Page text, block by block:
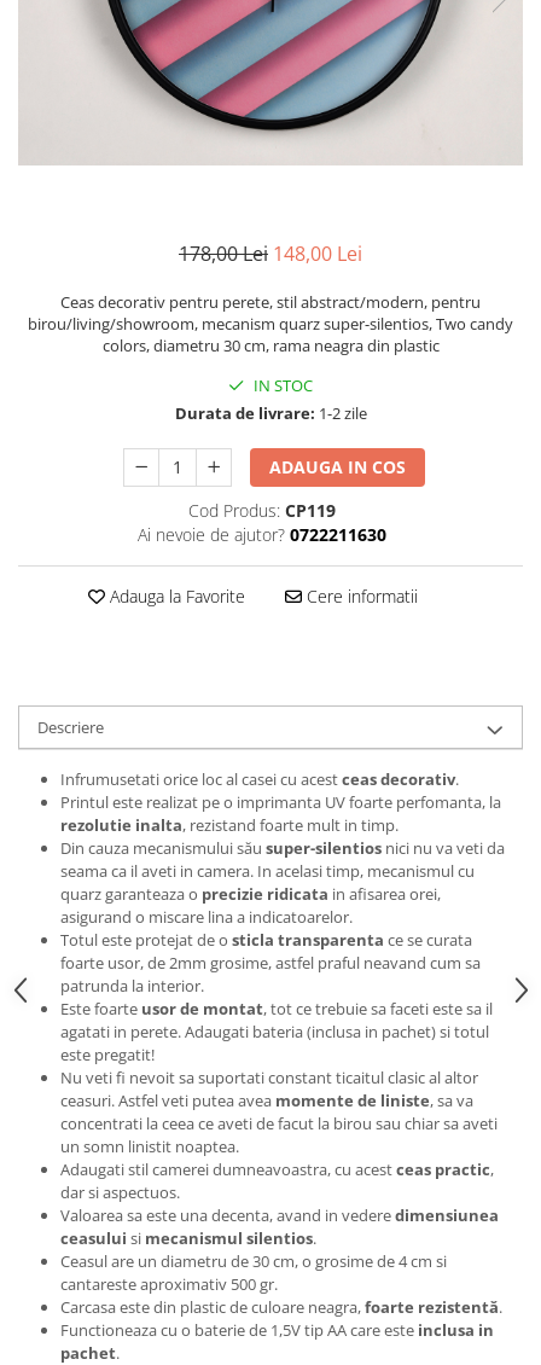
Zodia Fecioara
Zodia Gemeni
Zodia Taur
Tricou personalizat cu imaginea
sau textul tau
Tricouri familie
Tricouri drumetii
Tricouri pescari
Tricouri gameri
Tricouri music is life
Tricouri sporturi de iarna
Halloween
Tricouri aniversare
Tricouri cadou 20 ani
Tricouri cadou 30 ani
Tricouri cadou 40 ani
Tricouri cadou 50 ani
Tricouri cadou 60 ani
Tricouri motociclisti
Tricouri motociclisti
Tricouri enduro
Tricouri offroad
Tricouri biciclisti
Tricouri biciclisti
Tricouri biciclisti MTB
Tricouri biciclisti BMX
Tricouri biciclisti downhill
Tricouri skateboard
Tricouri sport/fitness
Tricouri fitness/sala de forta
Tricouri yoga
Tablouri PVC
Tablouri PVC copii
178,00 Lei 148,00 Lei
Ceas decorativ pentru perete, stil abstract/modern, pentru
birou/living/showroom, mecanism quarz super-silentios, Two candy
colors, diametru 30 cm, rama neagra din plastic
IN STOC
Durata de livrare: 1-2 zile
ADAUGA IN COS
Cod Produs: CP119
Ai nevoie de ajutor? 0722211630
Adauga la Favorite Cere informatii
Descriere
Infrumusetati orice loc al casei cu acestceas decorativ.
Printul este realizat pe o imprimanta UV foarte perfomanta, la
rezolutie inalta, rezistand foarte mult in timp.
Din cauza mecanismului său super-silentios nici nu va veti da
seama ca il aveti in camera. In acelasi timp, mecanismul cu
quarz garanteaza o precizie ridicata in afisarea orei,
asigurand o miscare lina a indicatoarelor.
Totul este protejat de o sticla transparenta ce se curata
foarte usor, de 2mm grosime, astfel praful neavand cum sa
patrunda la interior.
Este foarte usor de montat, tot ce trebuie sa faceti este sa il
agatati in perete. Adaugati bateria (inclusa in pachet) si totul
este pregatit!
Nu veti fi nevoit sa suportati constant ticaitul clasic al altor
ceasuri. Astfel veti putea avea momente de liniste, sa va
concentrati la ceea ce aveti de facut la birou sau chiar sa aveti
un somn linistit noaptea.
Adaugati stil camerei dumneavoastra, cu acestceas practic,
dar si aspectuos.
Valoarea sa este una decenta, avand in vederedimensiunea
ceasului si mecanismul silentios.
Ceasul are un diametru de 30 cm, o grosime de 4 cm si
cantareste aproximativ 500 gr.
Carcasa este din plastic de culoare neagra,foarte rezistentă.
Functioneaza cu o baterie de 1,5V tip AA care este inclusa in
pachet.